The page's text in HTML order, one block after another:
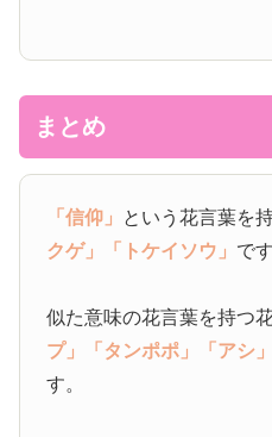
まとめ
「信仰」 という花言葉を
クゲ」
「トケイソウ」 です
似た意味の花言葉を持つ
プ」
「タンポポ」 「アシ」
す。